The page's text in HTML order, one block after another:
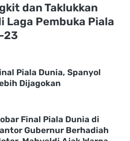
dan Taklukkan
Laga Pembuka Piala
23
Piala Dunia, Spanyol
Dijagokan
Final Piala Dunia di
Gubernur Berhadiah